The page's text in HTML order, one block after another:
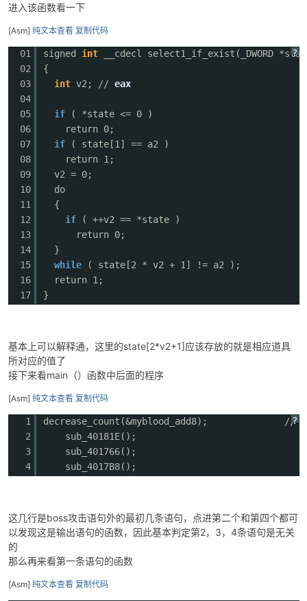
进入该函数看一下
[Asm] 纯文本查看 复制代码
?
01
02
03
04
05
06
07
08
09
10
11
12
13
14
15
16
17
signed int
__cdecl select1_if_exist(_DWORD
{
int v2; // eax
if
( *state <= 0 )
return 0;
if
( state[1] == a2 )
return 1;
v2 = 0;
do
{
if
( ++v2 == *state )
return 0;
}
while
( state[2 * v2 + 1] != a2 );
return 1;
}
基本上可以解释通，这里的state[2*v2+1]应该存放的就是相应道具
所对应的值了
接下来看main（）函数中后面的程序
[Asm] 纯文本查看 复制代码
?
1
2
3
4
decrease_count(&myblood_add8); // 调
sub_40181E(); // 无关函数
sub_401766();
sub_4017B8(); // 无
这几行是boss攻击语句外的最初几条语句，点进第二个和第四个都可
以发现这是输出语句的函数，因此基本判定第2，3，4条语句是无关
的
那么再来看第一条语句的函数
[Asm] 纯文本查看 复制代码